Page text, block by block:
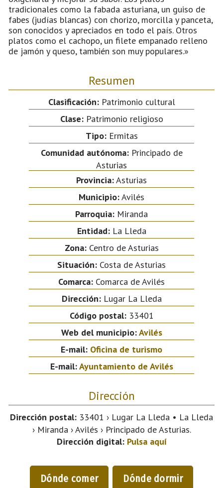
tradicionales como la fabada asturiana, un guiso de
fabes (judías blancas) con chorizo, morcilla y panceta,
son conocidos y apreciados en todo el país. Otros
platos como el cachopo, un filete empanado relleno
de jamón y queso, también son muy populares.»
Resumen
Clasificación:Patrimonio cultural
Clase:Patrimonio religioso
Tipo:Ermitas
Comunidad autónoma:Principado de
Asturias
Provincia:Asturias
Municipio:Avilés
Parroquia: Miranda
Entidad:La Lleda
Zona:Centro de Asturias
Situación: Costa de Asturias
Comarca: Comarca de Avilés
Dirección:Lugar La Lleda
Código postal:33401
Web del municipio:Avilés
E-mail: Oficina de turismo
E-mail:Ayuntamiento de Avilés
Dirección
Dirección postal: 33401 › Lugar La Lleda • La Lleda
› Miranda › Avilés › Principado de Asturias.
Dirección digital: Pulsa aquí
Dónde comer Dónde dormir